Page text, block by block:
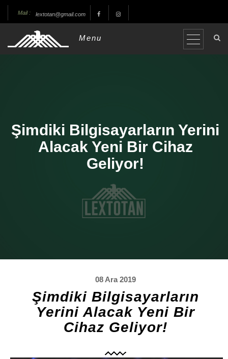
Mail : lextotan@gmail.com
Menu
Şimdiki Bilgisayarların Yerini
Alacak Yeni Bir Cihaz
Geliyor!
08 Ara 2019
Şimdiki Bilgisayarların
Yerini Alacak Yeni Bir
Cihaz Geliyor!